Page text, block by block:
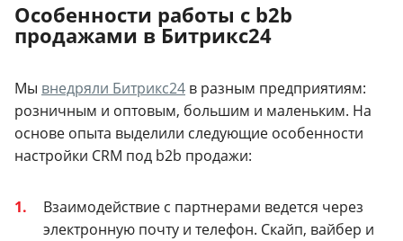
Особенности работы с b2b
продажами в Битрикс24
Мы внедряли Битрикс24 в разным предприятиям:
розничным и оптовым, большим и маленьким. На
основе опыта выделили следующие особенности
настройки CRM под b2b продажи:
Взаимодействие с партнерами ведется через
электронную почту и телефон. Скайп, вайбер и